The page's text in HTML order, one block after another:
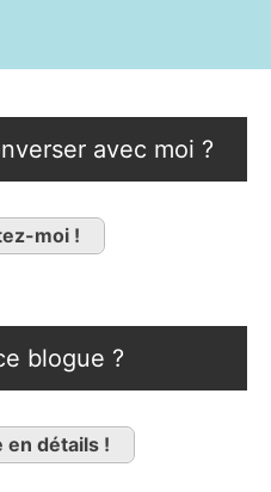
avec moi ?
moi !
blogue ?
en détails !